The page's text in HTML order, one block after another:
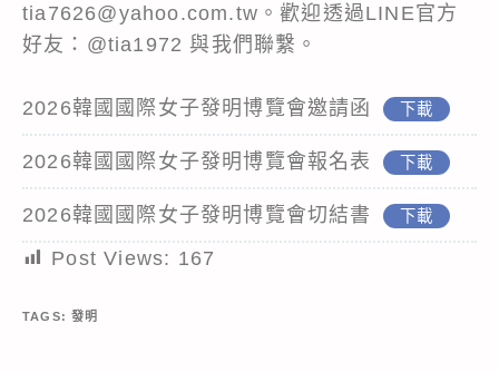
tia7626@yahoo.com.tw。歡迎透過LINE官方
好友：@tia1972 與我們聯繫。
2026韓國國際女子發明博覽會邀請函 下載
2026韓國國際女子發明博覽會報名表 下載
2026韓國國際女子發明博覽會切結書 下載
Post Views: 167
TAGS:發明